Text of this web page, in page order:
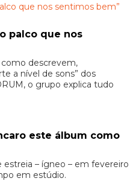
palco que nos
como descrevem,
a nível de sons” dos
o grupo explica tudo
este álbum como
– ígneo – em fevereiro
em estúdio.